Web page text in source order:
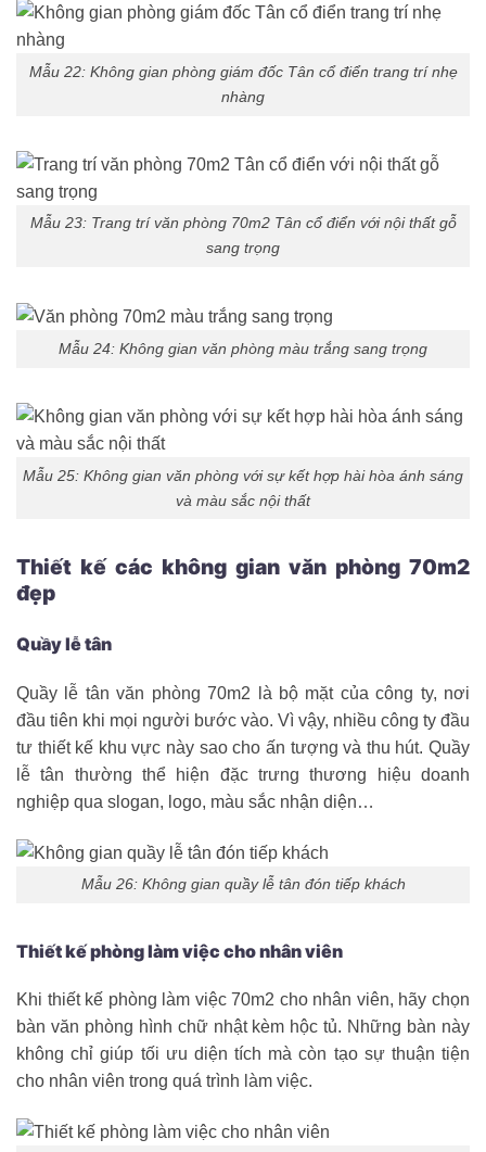
Mẫu 22: Không gian phòng giám đốc Tân cổ điển trang trí nhẹ
nhàng
Mẫu 23: Trang trí văn phòng 70m2 Tân cổ điển với nội thất gỗ
sang trọng
Mẫu 24: Không gian văn phòng màu trắng sang trọng
Mẫu 25: Không gian văn phòng với sự kết hợp hài hòa ánh sáng
và màu sắc nội thất
Thiết kế các không gian văn phòng 70m2
đẹp
Quầy lễ tân
Quầy lễ tân văn phòng 70m2 là bộ mặt của công ty, nơi
đầu tiên khi mọi người bước vào. Vì vậy, nhiều công ty đầu
tư thiết kế khu vực này sao cho ấn tượng và thu hút. Quầy
lễ tân thường thể hiện đặc trưng thương hiệu doanh
nghiệp qua slogan, logo, màu sắc nhận diện…
Mẫu 26: Không gian quầy lễ tân đón tiếp khách
Thiết kế phòng làm việc cho nhân viên
Khi thiết kế phòng làm việc 70m2 cho nhân viên, hãy chọn
bàn văn phòng hình chữ nhật kèm hộc tủ. Những bàn này
không chỉ giúp tối ưu diện tích mà còn tạo sự thuận tiện
cho nhân viên trong quá trình làm việc.